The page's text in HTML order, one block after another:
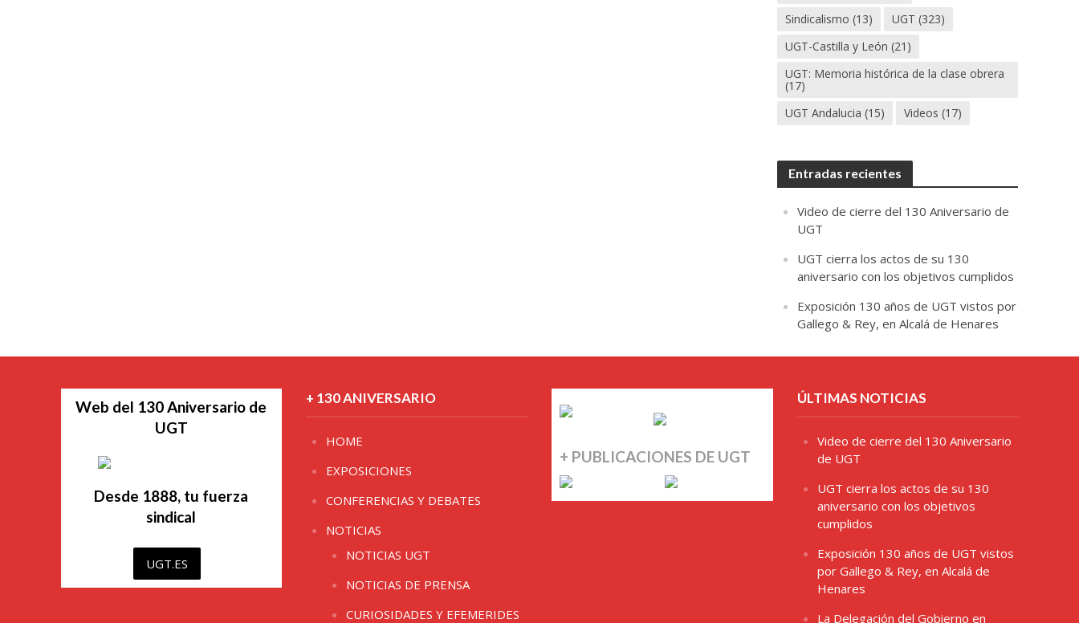
Sindicalismo (13) UGT (323)
UGT-Castilla y León (21)
UGT: Memoria histórica de la clase obrera
(17)
UGT Andalucia (15) Videos (17)
Entradas recientes
Video de cierre del 130 Aniversario de
UGT
UGT cierra los actos de su 130
aniversario con los objetivos cumplidos
Exposición 130 años de UGT vistos por
Gallego & Rey, en Alcalá de Henares
Web del 130 Aniversario de
UGT
Desde 1888, tu fuerza
sindical
UGT.ES
+ 130 ANIVERSARIO
HOME
EXPOSICIONES
CONFERENCIAS Y DEBATES
NOTICIAS
NOTICIAS UGT
NOTICIAS DE PRENSA
CURIOSIDADES Y EFEMERIDES
+ PUBLICACIONES DE UGT
ÚLTIMAS NOTICIAS
Video de cierre del 130 Aniversario
de UGT
UGT cierra los actos de su 130
aniversario con los objetivos
cumplidos
Exposición 130 años de UGT vistos
por Gallego & Rey, en Alcalá de
Henares
La Delegación del Gobierno en